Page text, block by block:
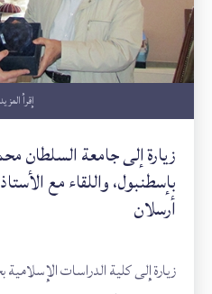
إقرأ المزيد
زيارة إلى جامعة السلطان
بإسطنبول، واللقاء مع
أرسلان
زيارة إلى كلية الدراسات